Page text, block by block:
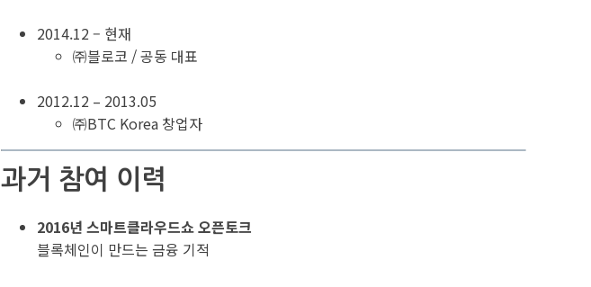
2014.12 – 현재
㈜블로코 / 공동 대표
2012.12 – 2013.05
㈜BTC Korea 창업자
과거 참여 이력
2016년 스마트클라우드쇼 오픈토크
블록체인이 만드는 금융 기적